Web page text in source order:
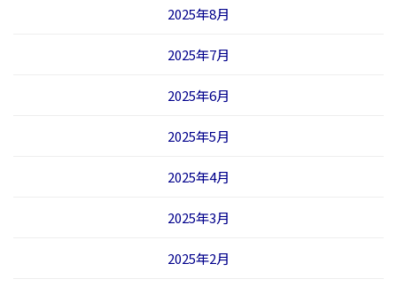
2025年8月
2025年7月
2025年6月
2025年5月
2025年4月
2025年3月
2025年2月